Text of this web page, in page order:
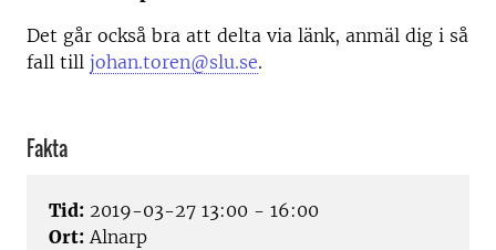
Det går också bra att delta via länk, anmäl dig i så
fall till johan.toren@slu.se.
Fakta
Tid: 2019-03-27 13:00 - 16:00
Ort: Alnarp